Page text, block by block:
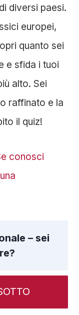
diversi paesi.
europei,
quanto sei
e sfida i tuoi
alto. Sei
raffinato e la
il quiz!
conosci
– sei